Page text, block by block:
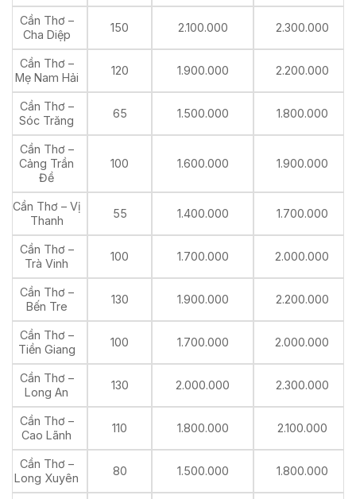
Cần Thơ –
Cha Diệp
150 2.100.000 2.300.000
Cần Thơ –
Mẹ Nam Hải
120 1.900.000 2.200.000
Cần Thơ –
Sóc Trăng
65 1.500.000 1.800.000
Cần Thơ –
Cảng Trần
Đề
100 1.600.000 1.900.000
Cần Thơ – Vị
Thanh
55 1.400.000 1.700.000
Cần Thơ –
Trà Vinh
100 1.700.000 2.000.000
Cần Thơ –
Bến Tre
130 1.900.000 2.200.000
Cần Thơ –
Tiền Giang
100 1.700.000 2.000.000
Cần Thơ –
Long An
130 2.000.000 2.300.000
Cần Thơ –
Cao Lãnh
110 1.800.000 2.100.000
Cần Thơ –
Long Xuyên
80 1.500.000 1.800.000